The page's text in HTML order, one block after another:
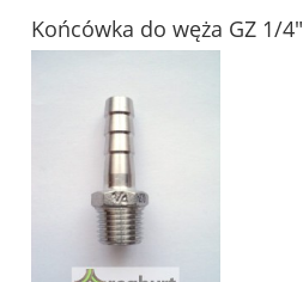
Końcówka do węża GZ 1/4"